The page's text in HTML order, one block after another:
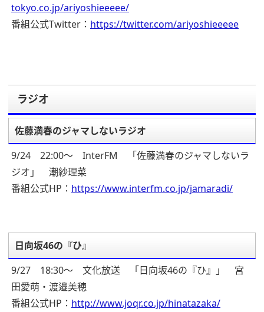
tokyo.co.jp/ariyoshieeeee/
番組公式Twitter： https://twitter.com/ariyoshieeeee
ラジオ
佐藤満春のジャマしないラジオ
9/24 22:00～ InterFM 「佐藤満春のジャマしないラ
ジオ」 潮紗理菜
番組公式HP： https://www.interfm.co.jp/jamaradi/
日向坂46の『ひ』
9/27 18:30～ 文化放送 「日向坂46の『ひ』」 宮
田愛萌・渡邉美穂
番組公式HP： http://www.joqr.co.jp/hinatazaka/